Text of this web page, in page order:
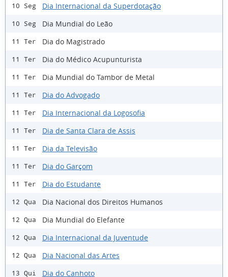
10 Seg Dia Internacional da Superdotação
10 Seg Dia Mundial do Leão
11 Ter Dia do Magistrado
11 Ter Dia do Médico Acupunturista
11 Ter Dia Mundial do Tambor de Metal
11 Ter Dia do Advogado
11 Ter Dia Internacional da Logosofia
11 Ter Dia de Santa Clara de Assis
11 Ter Dia da Televisão
11 Ter Dia do Garçom
11 Ter Dia do Estudante
12 Qua Dia Nacional dos Direitos Humanos
12 Qua Dia Mundial do Elefante
12 Qua Dia Internacional da Juventude
12 Qua Dia Nacional das Artes
13 Qui Dia do Canhoto